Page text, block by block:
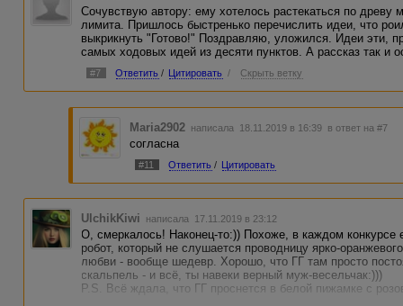
Сочувствую автору: ему хотелось растекаться по
лимита. Пришлось быстренько перечислить идеи, что
выкрикнуть "Готово!" Поздравляю, уложился. Идеи эти,
самых ходовых идей из десяти пунктов. А рассказ так и
#7 Ответить / Цитировать / Скрыть ветку
Maria2902 написала 18.11.2019 в 16:39 в ответ на #7
согласна
#11 Ответить / Цитировать
UlchikKiwi написала 17.11.2019 в 23:12
О, смеркалось! Наконец-то:)) Похоже, в каждом
робот, который не слушается проводницу ярко-
любви - вообще шедевр. Хорошо, что ГГ там просто
скальпель - и всё, ты навеки верный муж-весельчак:)))
P.S. Всё ждала, что ГГ проснется в белой пижамке с